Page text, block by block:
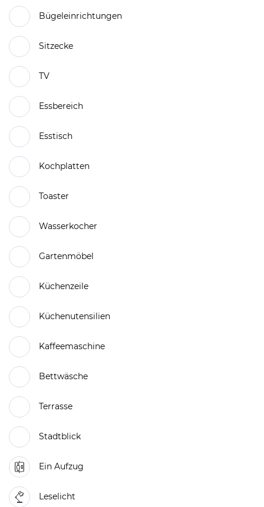
Bügeleinrichtungen
Sitzecke
TV
Essbereich
Esstisch
Kochplatten
Toaster
Wasserkocher
Gartenmöbel
Küchenzeile
Küchenutensilien
Kaffeemaschine
Bettwäsche
Terrasse
Stadtblick
Ein Aufzug
Leselicht